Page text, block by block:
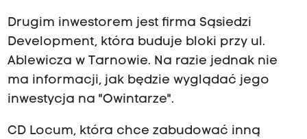
Drugim inwestorem jest firma Sąsiedzi
Development, która buduje bloki przy ul.
Ablewicza w Tarnowie. Na razie jednak nie
ma informacji, jak będzie wyglądać jego
inwestycja na "Owintarze".
CD Locum, która chce zabudować inną